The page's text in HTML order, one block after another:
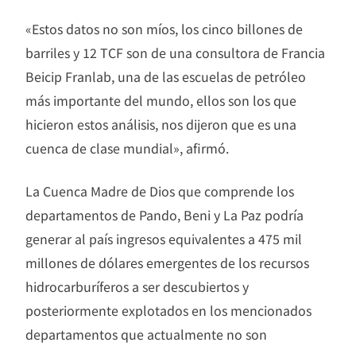
«Estos datos no son míos, los cinco billones de
barriles y 12 TCF son de una consultora de Francia
Beicip Franlab, una de las escuelas de petróleo
más importante del mundo, ellos son los que
hicieron estos análisis, nos dijeron que es una
cuenca de clase mundial», afirmó.
La Cuenca Madre de Dios que comprende los
departamentos de Pando, Beni y La Paz podría
generar al país ingresos equivalentes a 475 mil
millones de dólares emergentes de los recursos
hidrocarburíferos a ser descubiertos y
posteriormente explotados en los mencionados
departamentos que actualmente no son